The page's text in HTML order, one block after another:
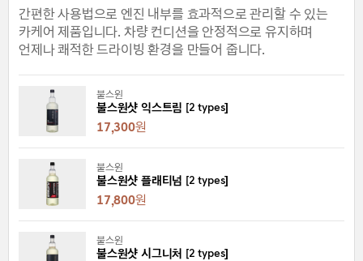
간편한 사용법으로 엔진 내부를 효과적으로 관리할 수 있는
카케어 제품입니다. 차량 컨디션을 안정적으로 유지하며
언제나 쾌적한 드라이빙 환경을 만들어 줍니다.
불스원
불스원샷 익스트림 [2 types]
17,300원
불스원
불스원샷 플래티넘 [2 types]
17,800원
불스원
불스원샷 시그니처 [2 types]